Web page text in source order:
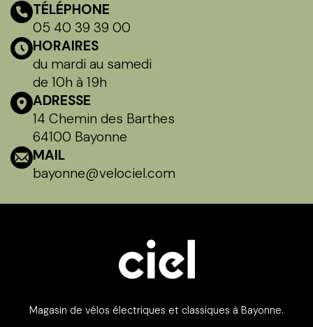
TÉLÉPHONE
05 40 39 39 00
HORAIRES
du mardi au samedi
de 10h à 19h
ADRESSE
14 Chemin des Barthes
64100 Bayonne
MAIL
bayonne@velociel.com
Magasin de vélos électriques et classiques à Bayonne.